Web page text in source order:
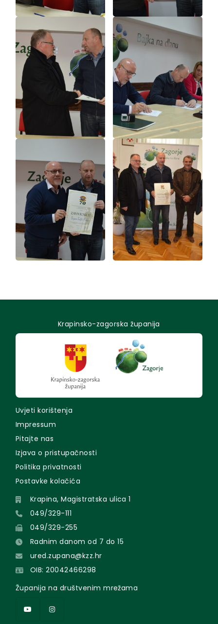
Krapinsko-zagorska županija
Uvjeti korištenja
Impressum
Pitajte nas
Izjava o pristupačnosti
Politika privatnosti
Postavke kolačića
Krapina, Magistratska ulica 1
049/329-111
049/329-255
Radnim danom od 7 do 15
ured.zupana@kzz.hr
OIB: 20042466298
Županija na društvenim mrežama